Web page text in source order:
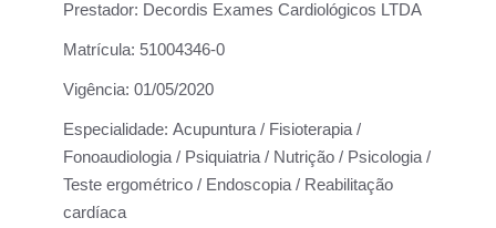
Prestador: Decordis Exames Cardiológicos LTDA
Matrícula: 51004346-0
Vigência: 01/05/2020
Especialidade: Acupuntura / Fisioterapia /
Fonoaudiologia / Psiquiatria / Nutrição / Psicologia /
Teste ergométrico / Endoscopia / Reabilitação
cardíaca